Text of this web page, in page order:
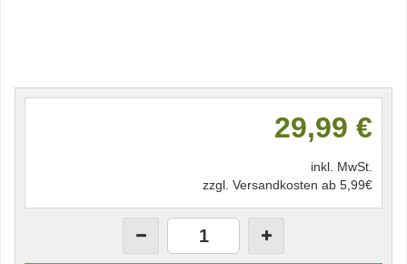
29,99 €
inkl. MwSt.
zzgl. Versandkosten ab 5,99€